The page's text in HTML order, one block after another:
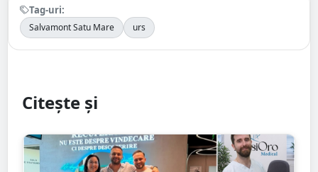
Tag-uri:
Salvamont Satu Mare urs
Citește și